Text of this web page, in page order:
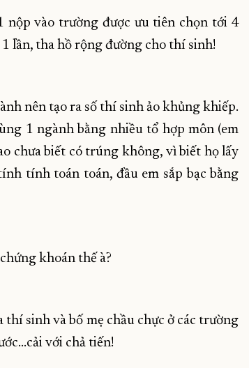
nộp vào trường được ưu tiên chọn tới 4
lần, tha hồ rộng đường cho thí sinh!
nên tạo ra số thí sinh ảo khủng khiếp.
1 ngành bằng nhiều tổ hợp môn (em
chưa biết có trúng không, vì biết họ lấy
tính toán toán, đầu em sắp bạc bằng
khoán thế à?
sinh và bố mẹ chầu chực ở các trường
với chả tiến!